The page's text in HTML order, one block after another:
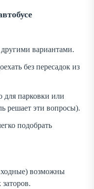
вариантами.
без пересадок из
для парковки или
решает эти вопросы).
подобрать
возможны